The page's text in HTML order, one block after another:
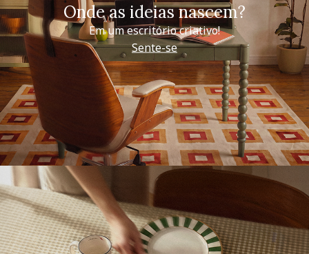
Onde as ideias nascem?
Em um escritório criativo!
Sente-se